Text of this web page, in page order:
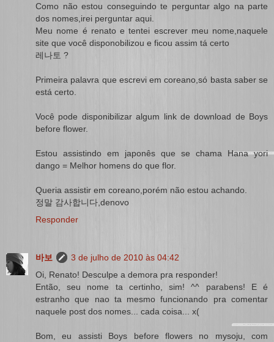
Como não estou conseguindo te perguntar algo na parte
dos nomes,irei perguntar aqui.
Meu nome é renato e tentei escrever meu nome,naquele
site que você disponobilizou e ficou assim tá certo
레나토 ?
Primeira palavra que escrevi em coreano,só basta saber se
está certo.
Você pode disponibilizar algum link de download de Boys
before flower.
Estou assistindo em japonês que se chama Hana yori
dango = Melhor homens do que flor.
Queria assistir em coreano,porém não estou achando.
정말 감사합니다,denovo
Responder
바보
3 de julho de 2010 às 04:42
Oi, Renato! Desculpe a demora pra responder!
Então, seu nome ta certinho, sim! ^^ parabens! E é
estranho que nao ta mesmo funcionando pra comentar
naquele post dos nomes... cada coisa... x(
Bom, eu assisti Boys before flowers no mysoju, com